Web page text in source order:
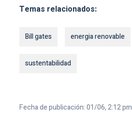
Temas relacionados:
Bill gates energia renovable
sustentabilidad
Fecha de publicación: 01/06, 2:12 pm